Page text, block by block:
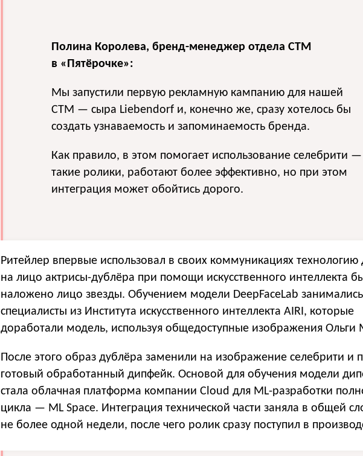
Полина Королева, бренд-менеджер отдела СТМ
в «Пятёрочке»:
Мы запустили первую рекламную кампанию для нашей
СТМ — сыра Liebendorf и, конечно же, сразу хотелось бы
создать узнаваемость и запоминаемость бренда.
Как правило, в этом помогает использование селебрити —
такие ролики, работают более эффективно, но при этом
интеграция может обойтись дорого.
Ритейлер впервые использовал в своих коммуникациях технологию
на лицо актрисы-дублёра при помощи искусственного интеллекта
наложено лицо звезды. Обучением модели DeepFaceLab занимались
специалисты из Института искусственного интеллекта AIRI, которые
доработали модель, используя общедоступные изображения
После этого образ дублёра заменили на изображение селебрити и
готовый обработанный дипфейк. Основой для обучения модели
стала облачная платформа компании Cloud для ML-разработки
цикла — ML Space. Интеграция технической части заняла в общей
не более одной недели, после чего ролик сразу поступил в